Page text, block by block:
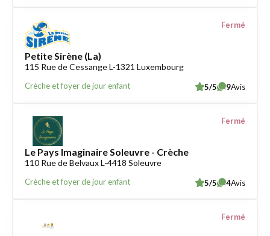
Petite Sirène (La)
115 Rue de Cessange L-1321 Luxembourg
Crèche et foyer de jour enfant
Fermé
5/5 9Avis
Le Pays Imaginaire Soleuvre - Crèche
110 Rue de Belvaux L-4418 Soleuvre
Crèche et foyer de jour enfant
Fermé
5/5 4Avis
Fermé